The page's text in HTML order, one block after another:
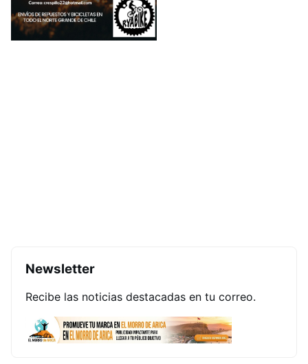
Newsletter
Recibe las noticias destacadas en tu correo.